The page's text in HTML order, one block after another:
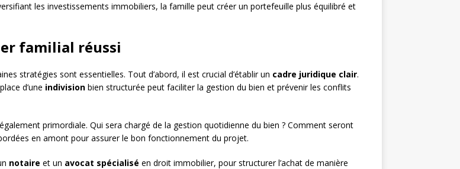
les investissements immobiliers, la famille peut créer un portefeuille plus équilibré et
familial réussi
stratégies sont essentielles. Tout d’abord, il est crucial d’établir un cadre juridique clair.
d’une indivision bien structurée peut faciliter la gestion du bien et prévenir les conflits
primordiale. Qui sera chargé de la gestion quotidienne du bien ? Comment seront
en amont pour assurer le bon fonctionnement du projet.
notaire et un avocat spécialisé en droit immobilier, pour structurer l’achat de manière